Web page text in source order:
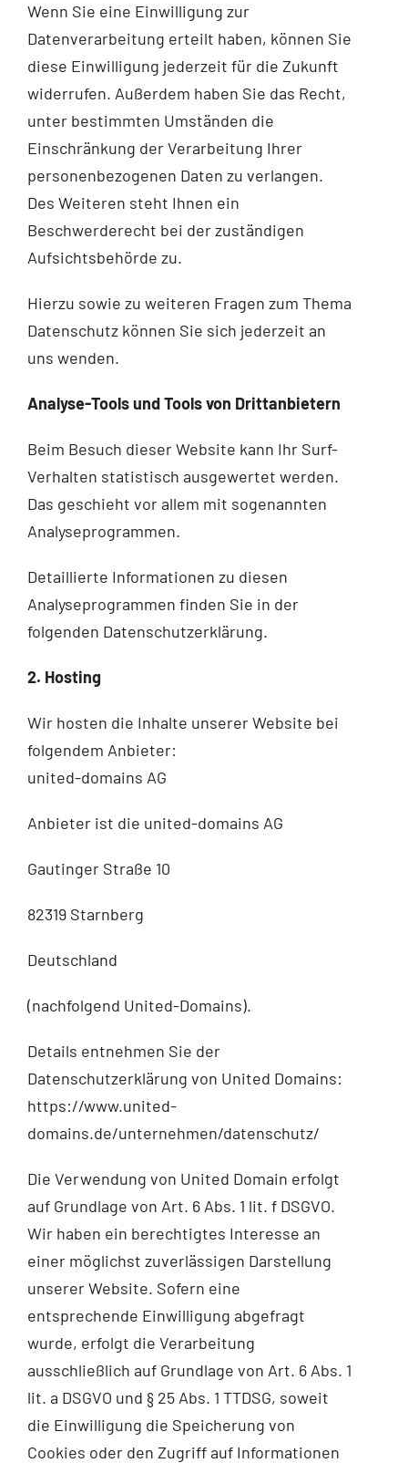
Wenn Sie eine Einwilligung zur
Datenverarbeitung erteilt haben, können Sie
diese Einwilligung jederzeit für die Zukunft
widerrufen. Außerdem haben Sie das Recht,
unter bestimmten Umständen die
Einschränkung der Verarbeitung Ihrer
personenbezogenen Daten zu verlangen.
Des Weiteren steht Ihnen ein
Beschwerderecht bei der zuständigen
Aufsichtsbehörde zu.
Hierzu sowie zu weiteren Fragen zum Thema
Datenschutz können Sie sich jederzeit an
uns wenden.
Analyse-Tools und Tools von Dritt­anbietern
Beim Besuch dieser Website kann Ihr Surf-
Verhalten statistisch ausgewertet werden.
Das geschieht vor allem mit sogenannten
Analyseprogrammen.
Detaillierte Informationen zu diesen
Analyseprogrammen finden Sie in der
folgenden Datenschutzerklärung.
2. Hosting
Wir hosten die Inhalte unserer Website bei
folgendem Anbieter:
united-domains AG
Anbieter ist die united-domains AG
Gautinger Straße 10
82319 Starnberg
Deutschland
(nachfolgend United-Domains).
Details entnehmen Sie der
Datenschutzerklärung von United Domains:
https://www.united-
domains.de/unternehmen/datenschutz/
Die Verwendung von United Domain erfolgt
auf Grundlage von Art. 6 Abs. 1 lit. f DSGVO.
Wir haben ein berechtigtes Interesse an
einer möglichst zuverlässigen Darstellung
unserer Website. Sofern eine
entsprechende Einwilligung abgefragt
wurde, erfolgt die Verarbeitung
ausschließlich auf Grundlage von Art. 6 Abs. 1
lit. a DSGVO und § 25 Abs. 1 TTDSG, soweit
die Einwilligung die Speicherung von
Cookies oder den Zugriff auf Informationen